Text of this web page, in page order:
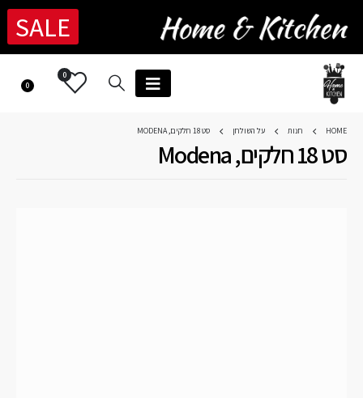
SALE
0
0
HOME חנות על השולחן סט 18 חלקים, MODENA
סט 18 חלקים, Modena